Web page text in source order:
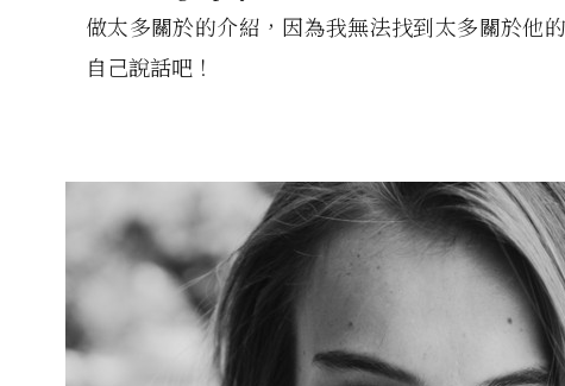
做太多關於的介紹，因為我無法找到太多關於他
自己說話吧！